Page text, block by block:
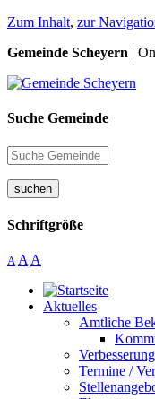
Zum Inhalt, zur
Gemeinde Scheyern |
Suche Gemeinde
suchen
Schriftgröße
A A A
Aktuelles
Amtliche
Termine /